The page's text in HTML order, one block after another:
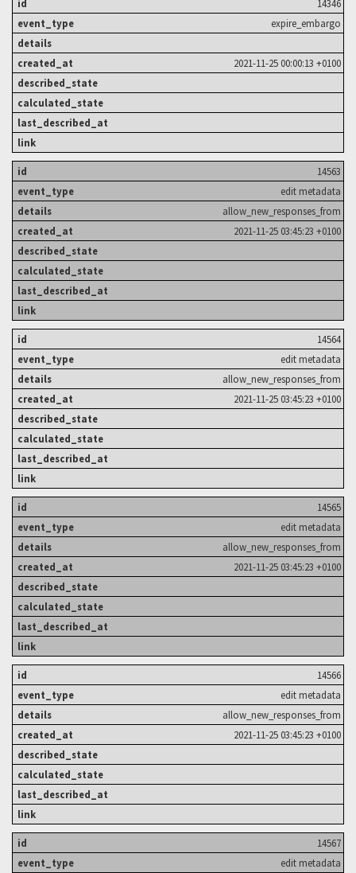
14346
expire_embargo
2021-11-25 00:00:13 +0100
14563
edit metadata
allow_new_responses_from
2021-11-25 03:45:23 +0100
14564
edit metadata
allow_new_responses_from
2021-11-25 03:45:23 +0100
14565
edit metadata
allow_new_responses_from
2021-11-25 03:45:23 +0100
14566
edit metadata
allow_new_responses_from
2021-11-25 03:45:23 +0100
14567
edit metadata